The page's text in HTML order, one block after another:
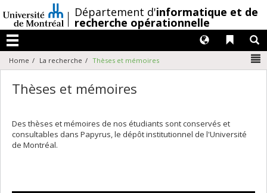
au
contenu
/Département d'informatique et de
recherche opérationnelle
Menu
Liens
Langues
Home La recherche Thèses et mémoires
Thèses et mémoires
Des thèses et mémoires de nos étudiants sont conservés et
consultables dans Papyrus, le dépôt institutionnel de l'Université
de Montréal.